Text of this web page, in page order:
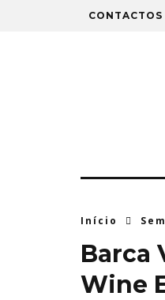
CONTACTOS
Início
Barca
Wine